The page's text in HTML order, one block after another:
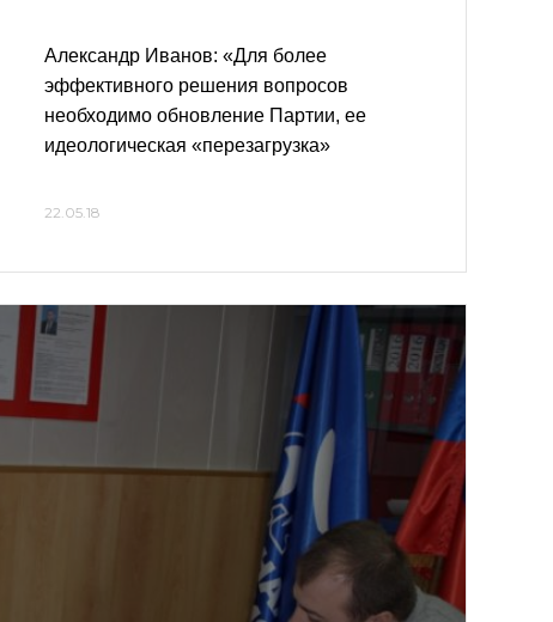
Александр Иванов: «Для более
эффективного решения вопросов
необходимо обновление Партии, ее
идеологическая «перезагрузка»
22.05.18